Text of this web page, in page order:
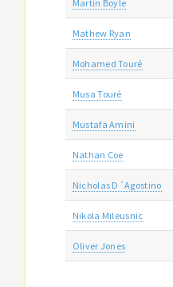
Martin Boyle
Mathew Ryan
Mohamed Touré
Musa Touré
Mustafa Amini
Nathan Coe
Nicholas D´Agostino
Nikola Mileusnic
Oliver Jones